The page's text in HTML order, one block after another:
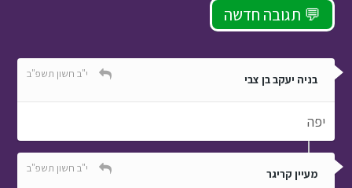
תגובה חדשה 💬
בניה יעקב בן צבי י"ב חשון תשפ"ב
יפה
מעיין קריגר י"ב חשון תשפ"ב